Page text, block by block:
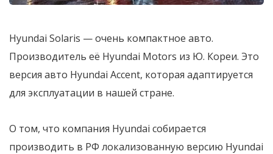
Hyundai Solaris — очень компактное авто.
Производитель её Hyundai Motors из Ю. Кореи. Это
версия авто Hyundai Accent, которая адаптируется
для эксплуатации в нашей стране.
О том, что компания Hyundai собирается
производить в РФ локализованную версию Hyundai